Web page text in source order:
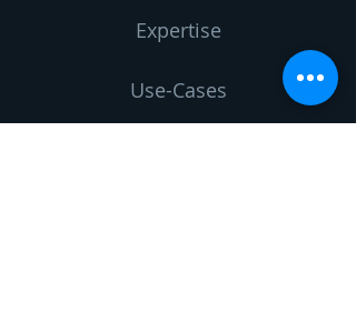
Expertise
Use-Cases